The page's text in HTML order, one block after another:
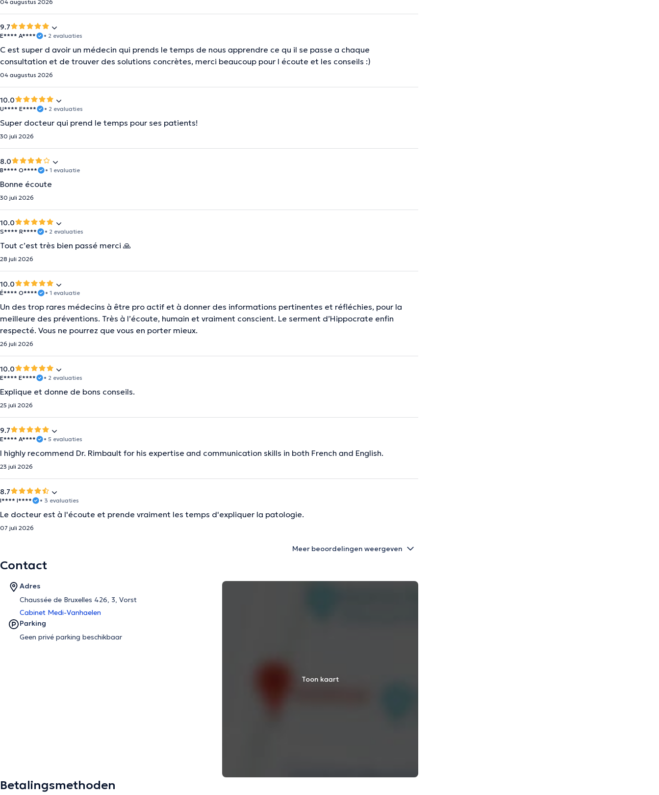
04 augustus 2026
9.7
E**** A**** • 2 evaluaties
C est super d avoir un médecin qui prends le temps de nous apprendre ce qu il se passe a chaque
consultation et de trouver des solutions concrètes, merci beaucoup pour l écoute et les conseils :)
04 augustus 2026
10.0
U**** E**** • 2 evaluaties
Super docteur qui prend le temps pour ses patients!
30 juli 2026
8.0
B**** O**** • 1 evaluatie
Bonne écoute
30 juli 2026
10.0
S**** R**** • 2 evaluaties
Tout c’est très bien passé merci 🙏
28 juli 2026
10.0
É**** O**** • 1 evaluatie
Un des trop rares médecins à être pro actif et à donner des informations pertinentes et réfléchies, pour la
meilleure des préventions. Très à l’écoute, humain et vraiment conscient. Le serment d’Hippocrate enfin
respecté. Vous ne pourrez que vous en porter mieux.
26 juli 2026
10.0
E**** E**** • 2 evaluaties
Explique et donne de bons conseils.
25 juli 2026
9.7
E**** A**** • 5 evaluaties
I highly recommend Dr. Rimbault for his expertise and communication skills in both French and English.
23 juli 2026
8.7
I**** I**** • 3 evaluaties
Le docteur est à l'écoute et prende vraiment les temps d'expliquer la patologie.
07 juli 2026
Meer beoordelingen weergeven
Contact
Adres
Chaussée de Bruxelles 426, 3, Vorst
Cabinet Medi-Vanhaelen
Parking
Geen privé parking beschikbaar
Toon kaart
Betalingsmethoden